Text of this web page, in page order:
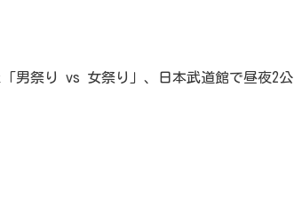
男祭り vs 女祭り」、日本武道館で昼夜2公